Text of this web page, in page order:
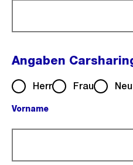
Angaben
Herr Frau
Vorname